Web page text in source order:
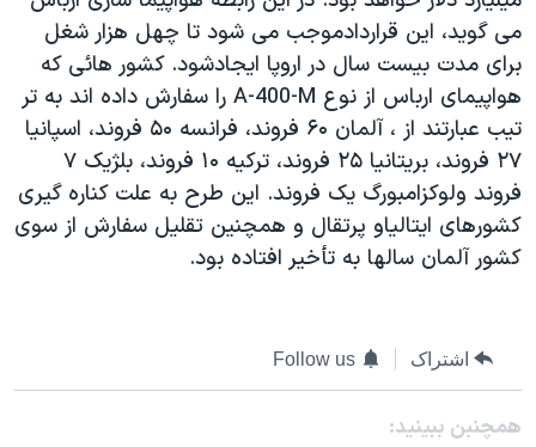
اقتصادی
علم و فناوری
اسرائیل در جنگ
گالری عکس
آرشیو پخش زنده
حمله جمهوری اسلامی به اسرائیل
رمز مهسا
ورزش زنان در ایران
اعتراضات زن، زندگی، آزادی
مجموعه مستندهای دادخواهی
تریبونال مردمی آبان ۹۸
قانون شفافیت دارائی کادر رهبری ایران
زبانهای مختلف
می گويد، اين قراردادموجب می شود تا چهل هزار شغل
برای مدت بيست سال در اروپا ايجادشود. کشور هائی که
هواپيمای ارباس از نوع A-400-M را سفارش داده اند به تر
تيب عبارتند از ، آلمان ۶۰ فروند، فرانسه ۵۰ فروند، اسپانيا
۲۷ فروند، بريتانيا ۲۵ فروند، ترکيه ۱۰ فروند، بلژيک ۷
فروند ولوکزامبورگ يک فروند. اين طرح به علت کناره گيری
کشورهای ايتالياو پرتقال و همچنين تقليل سفارش از سوی
کشور آلمان سالها به تأخير افتاده بود.
اشتراک Follow us
همچنبن ببینید: